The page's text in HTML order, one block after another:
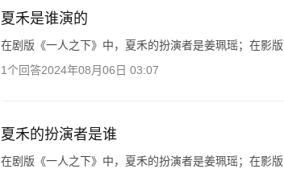
夏禾是谁演的
在剧版《一人之下》中，夏禾的扮演者是姜珮瑶；在影
1个回答2024年08月06日 03:07
夏禾的扮演者是谁
在剧版《一人之下》中，夏禾的扮演者是姜珮瑶；在影